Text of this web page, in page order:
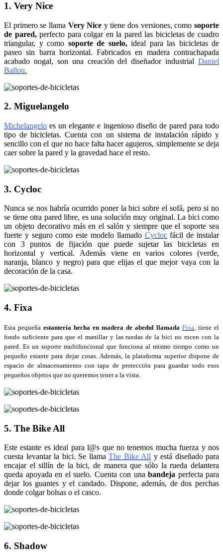
1. Very Nice
El primero se llama Very Nice y tiene dos versiones, comosoporte
de pared,perfecto para colgar en la pared las bicicletas de cuadro
triangular, y como soporte de suelo, ideal para las bicicletas de
paseo sin barra horizontal. Fabricados en madera contrachapada
acabado nogal, son una creación del diseñador industrial Daniel
Ballou.
2. Miguelangelo
Michelangelo es un elegante e ingenioso diseño de pared para todo
tipo de bicicletas. Cuenta con un sistema de instalación rápido y
sencillo con el que no hace falta hacer agujeros, simplemente se deja
caer sobre la pared y la gravedad hace el resto.
3. Cycloc
Nunca se nos habría ocurrido poner la bici sobre el sofá, pero si no
se tiene otra pared libre, es una solución muy original. La bici como
un objeto decorativo más en el salón y siempre que el soporte sea
fuerte y seguro como este modelo llamado Cyclocfácil de instalar
con 3 puntos de fijación que puede sujetar las bicicletas en
horizontal y vertical. Además viene en varios colores (verde,
naranja, blanco y negro) para que elijas el que mejor vaya con la
decoración de la casa.
4. Fixa
Esta pequeña estantería hecha en madera de abedul llamada Fixa tiene el
fondo suficiente para que el manillar y las ruedas de la bici no rocen con la
pared. Es un soporte multifuncional que funciona al mismo tiempo como un
pequeño estante para dejar cosas. Además, la plataforma superior dispone de
espacio de almacenamiento con tapa de protección para guardar todo esos
pequeños objetos que no queremos tener a la vista.
5. The Bike All
Este estante es ideal para l@s que no tenemos mucha fuerza y nos
cuesta levantar la bici. Se llama The Bike All y está diseñado para
encajar el sillín de la bici, de manera que sólo la rueda delantera
queda apoyada en el suelo. Cuenta con una bandeja perfecta para
dejar los guantes y el candado. Dispone, además, de dos perchas
donde colgar bolsas o el casco.
6. Shadow